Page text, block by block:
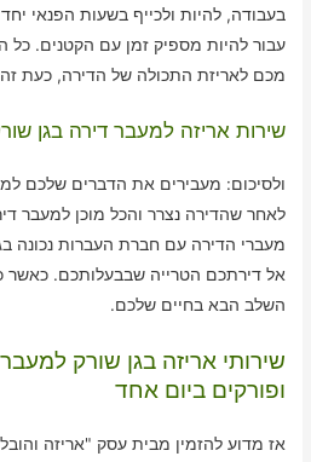
בעבודה, להיות ולכייף בשעות הפנאי
עבור להיות מספיק זמן עם הקטנים. כל
מכם לאריזת התכולה של הדירה, כעת זה
שירות אריזה למעבר דירה בגן
ולסיכום: מעבירים את הדברים שלכם
לאחר שהדירה נצרר והכל מוכן למעבר
מעברי הדירה עם חברת העברות נכונה
אל דירתכם הטרייה שבבעלותכם.
השלב הבא בחיים שלכם.
שירותי אריזה בגן שורק
ופורקים ביום אחד
אז מדוע להזמין מבית עסק "אריזה